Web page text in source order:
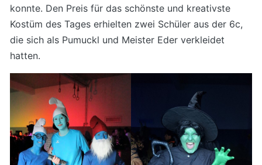
konnte. Den Preis für das schönste und kreativste
Kostüm des Tages erhielten zwei Schüler aus der 6c,
die sich als Pumuckl und Meister Eder verkleidet
hatten.